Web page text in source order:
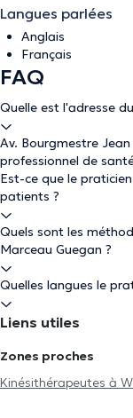
Langues parlées
Anglais
Français
FAQ
Quelle est l'adresse
Av. Bourgmestre
professionnel de
Est-ce que le
patients ?
Quels sont les
Marceau Guegan ?
Quelles langues le
Liens utiles
Zones proches
Kinésithérapeutes à